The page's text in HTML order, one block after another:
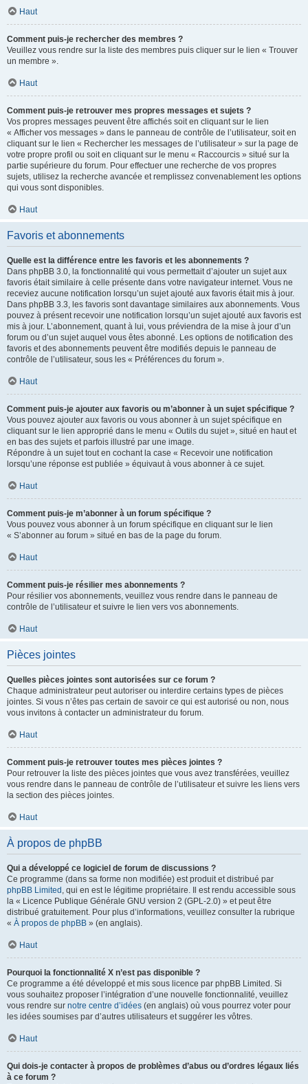
Haut
Comment puis-je rechercher des membres ?
Veuillez vous rendre sur la liste des membres puis cliquer sur le lien « Trouver
un membre ».
Haut
Comment puis-je retrouver mes propres messages et sujets ?
Vos propres messages peuvent être affichés soit en cliquant sur le lien
« Afficher vos messages » dans le panneau de contrôle de l’utilisateur, soit en
cliquant sur le lien « Rechercher les messages de l’utilisateur » sur la page de
votre propre profil ou soit en cliquant sur le menu « Raccourcis » situé sur la
partie supérieure du forum. Pour effectuer une recherche de vos propres
sujets, utilisez la recherche avancée et remplissez convenablement les options
qui vous sont disponibles.
Haut
Favoris et abonnements
Quelle est la différence entre les favoris et les abonnements ?
Dans phpBB 3.0, la fonctionnalité qui vous permettait d’ajouter un sujet aux
favoris était similaire à celle présente dans votre navigateur internet. Vous ne
receviez aucune notification lorsqu’un sujet ajouté aux favoris était mis à jour.
Dans phpBB 3.3, les favoris sont davantage similaires aux abonnements. Vous
pouvez à présent recevoir une notification lorsqu’un sujet ajouté aux favoris est
mis à jour. L’abonnement, quant à lui, vous préviendra de la mise à jour d’un
forum ou d’un sujet auquel vous êtes abonné. Les options de notification des
favoris et des abonnements peuvent être modifiés depuis le panneau de
contrôle de l’utilisateur, sous les « Préférences du forum ».
Haut
Comment puis-je ajouter aux favoris ou m’abonner à un sujet spécifique ?
Vous pouvez ajouter aux favoris ou vous abonner à un sujet spécifique en
cliquant sur le lien approprié dans le menu « Outils du sujet », situé en haut et
en bas des sujets et parfois illustré par une image.
Répondre à un sujet tout en cochant la case « Recevoir une notification
lorsqu’une réponse est publiée » équivaut à vous abonner à ce sujet.
Haut
Comment puis-je m’abonner à un forum spécifique ?
Vous pouvez vous abonner à un forum spécifique en cliquant sur le lien
« S’abonner au forum » situé en bas de la page du forum.
Haut
Comment puis-je résilier mes abonnements ?
Pour résilier vos abonnements, veuillez vous rendre dans le panneau de
contrôle de l’utilisateur et suivre le lien vers vos abonnements.
Haut
Pièces jointes
Quelles pièces jointes sont autorisées sur ce forum ?
Chaque administrateur peut autoriser ou interdire certains types de pièces
jointes. Si vous n’êtes pas certain de savoir ce qui est autorisé ou non, nous
vous invitons à contacter un administrateur du forum.
Haut
Comment puis-je retrouver toutes mes pièces jointes ?
Pour retrouver la liste des pièces jointes que vous avez transférées, veuillez
vous rendre dans le panneau de contrôle de l’utilisateur et suivre les liens vers
la section des pièces jointes.
Haut
À propos de phpBB
Qui a développé ce logiciel de forum de discussions ?
Ce programme (dans sa forme non modifiée) est produit et distribué par
phpBB Limited , qui en est le légitime propriétaire. Il est rendu accessible sous
la « Licence Publique Générale GNU version 2 (GPL-2.0) » et peut être
distribué gratuitement. Pour plus d’informations, veuillez consulter la rubrique
« À propos de phpBB » (en anglais).
Haut
Pourquoi la fonctionnalité X n’est pas disponible ?
Ce programme a été développé et mis sous licence par phpBB Limited. Si
vous souhaitez proposer l’intégration d’une nouvelle fonctionnalité, veuillez
vous rendre sur notre centre d’idées (en anglais) où vous pourrez voter pour
les idées soumises par d’autres utilisateurs et suggérer les vôtres.
Haut
Qui dois-je contacter à propos de problèmes d’abus ou d’ordres légaux liés
à ce forum ?